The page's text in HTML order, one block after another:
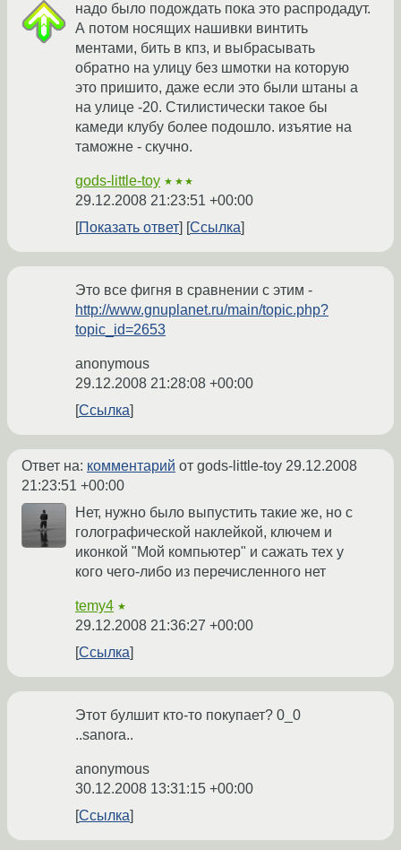
надо было подождать пока это распродадут.
А потом носящих нашивки винтить
ментами, бить в кпз, и выбрасывать
обратно на улицу без шмотки на которую
это пришито, даже если это были штаны а
на улице -20. Стилистически такое бы
камеди клубу более подошло. изъятие на
таможне - скучно.
gods-little-toy ★★★
29.12.2008 21:23:51 +00:00
Показать ответ
Ссылка
Это все фигня в сравнении с этим -
http://www.gnuplanet.ru/main/topic.php?
topic_id=2653
anonymous
29.12.2008 21:28:08 +00:00
Ссылка
Ответ на: комментарий от gods-little-toy 29.12.2008
21:23:51 +00:00
Нет, нужно было выпустить такие же, но с
голографической наклейкой, ключем и
иконкой "Мой компьютер" и сажать тех у
кого чего-либо из перечисленного нет
temy4 ★
29.12.2008 21:36:27 +00:00
Ссылка
Этот булшит кто-то покупает? 0_0
..sanora..
anonymous
30.12.2008 13:31:15 +00:00
Ссылка